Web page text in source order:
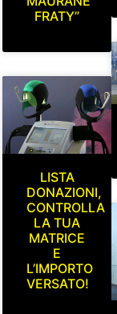
FRATY”
LISTA
DONAZIONI,
CONTROLLA
LA TUA
MATRICE
E
L’IMPORTO
VERSATO!